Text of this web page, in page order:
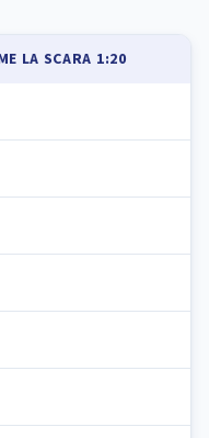
LA SCARA 1:20